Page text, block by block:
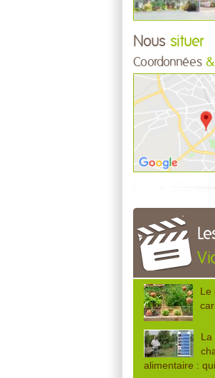
Nous situer
Coordonnées &
Le
La
alimentaire :